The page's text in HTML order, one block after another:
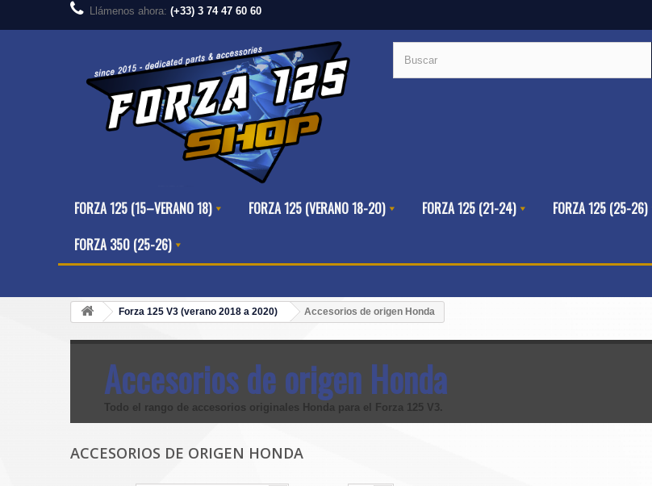
Llámenos ahora: (+33) 3 74 47 60 60
FORZA 125 (15–VERANO 18) FORZA 125 (VERANO 18-20) FORZA 125 (21-24) FORZA 125 (25-26)
FORZA 350 (25-26)
Forza 125 V3 (verano 2018 a 2020) Accesorios de origen Honda
Accesorios de origen Honda
Todo el rango de accesorios originales Honda para el Forza 125 V3 .
ACCESORIOS DE ORIGEN HONDA